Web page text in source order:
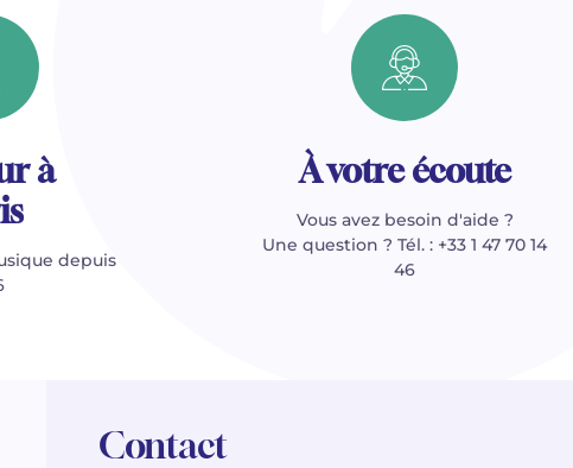
à
depuis
À votre écoute
Vous avez besoin d'aide ?
Une question ? Tél. : +33 1 47 70 14
46
Contact